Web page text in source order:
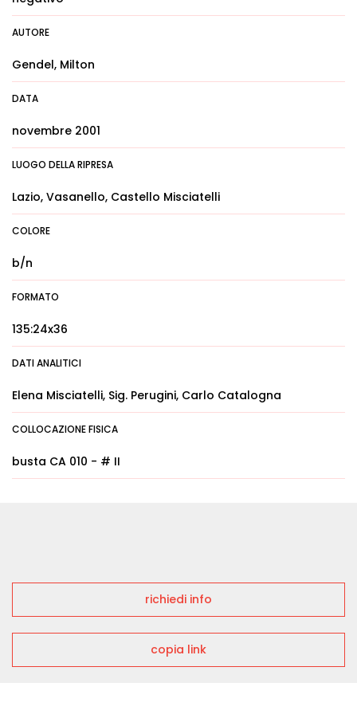
AUTORE
Gendel, Milton
DATA
novembre 2001
LUOGO DELLA RIPRESA
Lazio, Vasanello, Castello Misciatelli
COLORE
b/n
FORMATO
135:24x36
DATI ANALITICI
Elena Misciatelli, Sig. Perugini, Carlo Catalogna
COLLOCAZIONE FISICA
busta CA 010 - # II
richiedi info
copia link